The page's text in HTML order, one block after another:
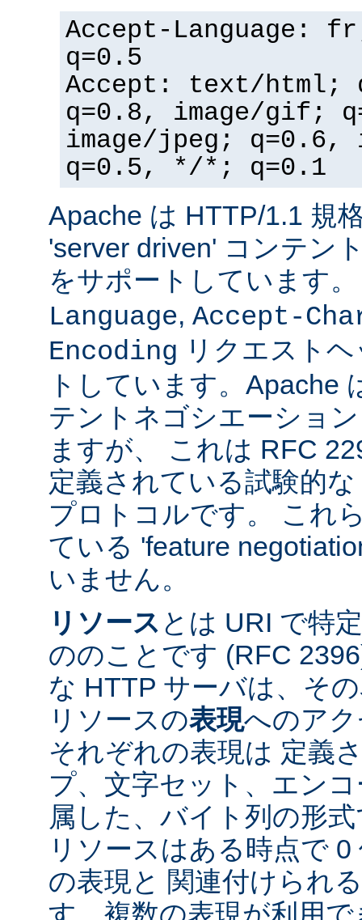
Accept-Language:
q=0.5
Accept: text/html;
q=0.8, image/gif;
image/jpeg; q=0.6,
q=0.5, */*; q=0.1
Apache は HTTP/1.1 規
'server driven' コンテン
をサポートしています
Language, Accept-
Encoding リクエスト
トしています。Apache
テントネゴシエーショ
ますが、 これは RFC
定義されている試験的
プロトコルです。 これ
ている 'feature
いません。
リソース とは URI で特
ののことです (RFC
な HTTP サーバは、そ
リソースの表現へのア
それぞれの表現は 定義
プ、文字セット、エン
属した、バイト列の形
リソースはある時点で
の表現と 関連付けられ
す。複数の表現が利用